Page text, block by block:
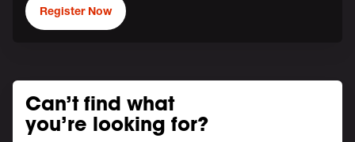
Register Now
Can’t find what
you’re looking for?